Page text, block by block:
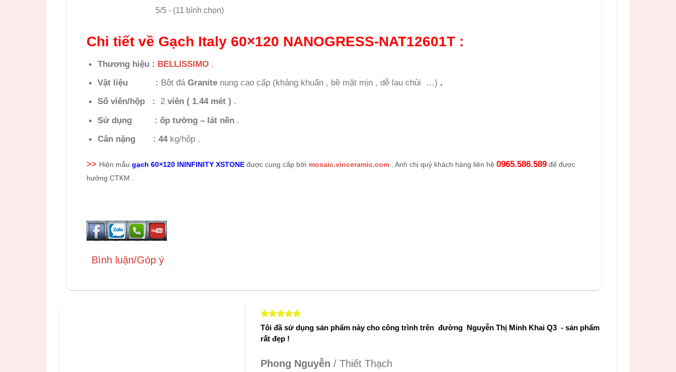
5/5 - (11 bình chọn)
Chi tiết về Gạch Italy 60×120 NANOGRESS-NAT12601T :
Thương hiệu : BELLISSIMO .
Vật liệu : Bột đáGranite nung cao cấp (kháng khuẩn , bề mặt mịn , dễ lau chùi …) .
Số vỉên/hộp :
2 vỉên ( 1.44 mét ) .
Sử dụng
: ốp tường – lát nền .
Cân nặng : 44kg/hộp .
>> Hiện mẫu gạch 60×120 ININFINITY XSTONEđược cung cấp bởi mosaic.vinceramic.com. Anh chị quý khách hàng liên hệ 0965.586.589để được
hưởng CTKM .
Bình luận/Góp ý
Tôi đã sử dụng sản phẩm này cho công trình trên đường Nguyễn Thị Minh Khai Q3 - sản phẩm
rất đẹp !
Phong Nguyễn / Thiết Thạch